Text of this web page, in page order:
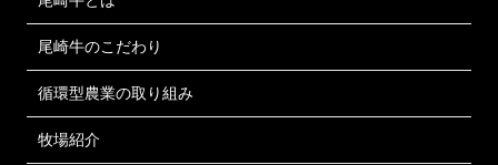
尾崎牛のこだわり
循環型農業の取り組み
牧場紹介